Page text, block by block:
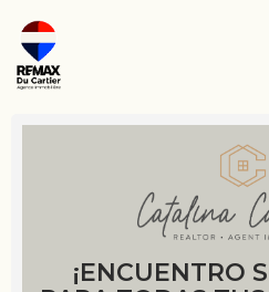
¡ENCUENTRO